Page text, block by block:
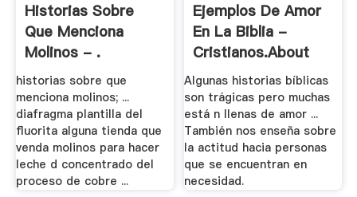
Historias Sobre
Que Menciona
Molinos - .
historias sobre que
menciona molinos; ...
diafragma plantilla del
fluorita alguna tienda que
venda molinos para hacer
leche d concentrado del
proceso de cobre ...
Ejemplos De Amor
En La Biblia -
Cristianos.about
Algunas historias bíblicas
son trágicas pero muchas
está n llenas de amor ...
También nos enseña sobre
la actitud hacia personas
que se encuentran en
necesidad.